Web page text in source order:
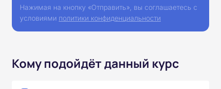
Нажимая на кнопку «Отправить», вы соглашаетесь с
условиями политики конфиденциальности
Кому подойдёт данный курс